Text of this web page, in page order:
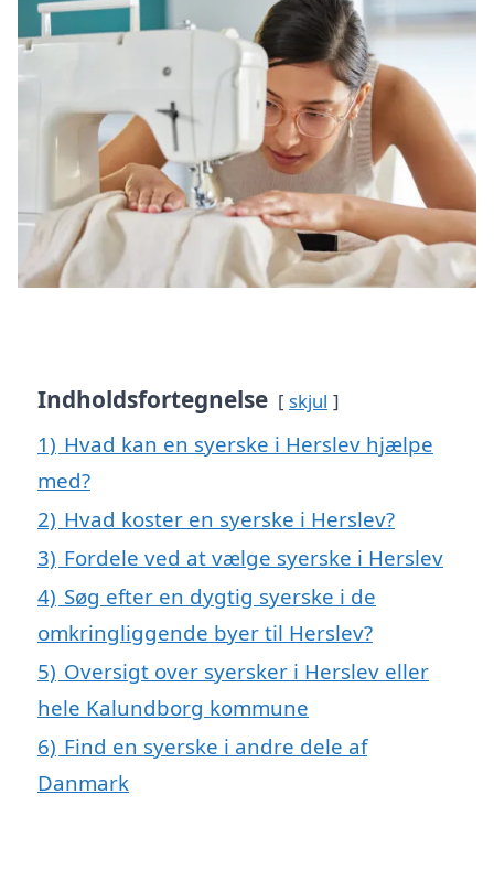
Indholdsfortegnelse skjul
1) Hvad kan en syerske i Herslev hjælpe
med?
2) Hvad koster en syerske i Herslev?
3) Fordele ved at vælge syerske i Herslev
4) Søg efter en dygtig syerske i de
omkringliggende byer til Herslev?
5) Oversigt over syersker i Herslev eller
hele Kalundborg kommune
6) Find en syerske i andre dele af
Danmark